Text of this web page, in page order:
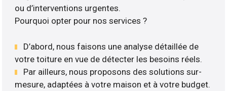
ou d’interventions urgentes.
Pourquoi opter pour nos services ?
D’abord, nous faisons une analyse détaillée de
votre toiture en vue de détecter les besoins réels.
Par ailleurs, nous proposons des solutions sur-
mesure, adaptées à votre maison et à votre budget.